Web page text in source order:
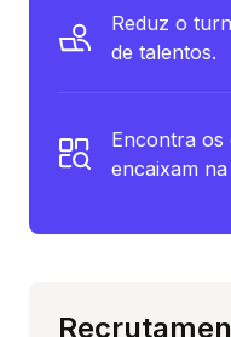
Reduz o
de talentos.
Encontra os
encaixam